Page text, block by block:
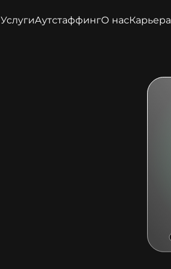
УслугиАутстаффингО насКарьера